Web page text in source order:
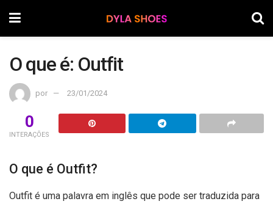
O que é: Outfit
por 23/01/2024
0
INTERAÇÕES
O que é Outfit?
Outfit é uma palavra em inglês que pode ser traduzida para